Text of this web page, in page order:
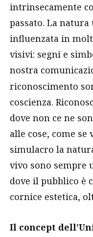
intrinsecamente
passato. La
influenzata in
visivi: segni e
nostra
riconoscimento
coscienza.
dove non ce ne
alle cose, come
simulacro la
vivo sono sempre
dove il pubblico è
cornice estetica,
Il concept